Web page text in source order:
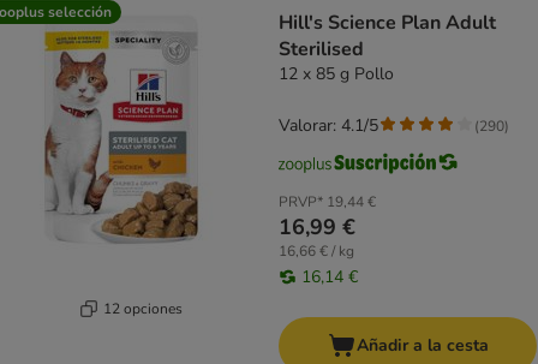
selección
12 opciones
Hill's Science Plan Adult
Sterilised
12 x 85 g Pollo
PRVP* 19,44 €
16,99 €
16,66 € / kg
16,14 €
Valorar: 4.1/5 (290)
Añadir a la cesta